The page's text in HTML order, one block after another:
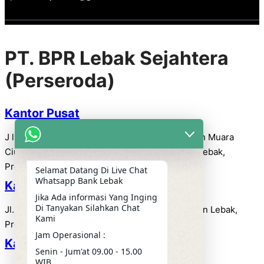
PT. BPR Lebak Sejahtera
(Perseroda)
Kantor Pusat
J l. Raya Holland Sukadiningrat No.6, Keluarahan Muara
Ciujung Timur Kec. Rangkasbitung Kabupaten Lebak,
Provinsi Banten, Indonesia (42314)
Kantor Cabang Cipanas
Jl. Raya Cipanas, Kecamatan Cipanas, Kabupaten Lebak,
Provinsi Banten, Indonesia (42372)
Kantor Cabang Malingping
Selamat Datang Di Live Chat
Whatsapp Bank Lebak
Jika Ada informasi Yang Inging
Di Tanyakan Silahkan Chat
Kami
Jam Operasional :
Senin - Jum'at 09.00 - 15.00